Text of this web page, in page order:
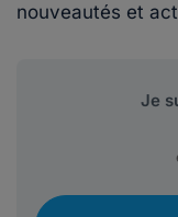
nouveautés et